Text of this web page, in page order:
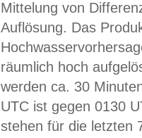
Mittelung von
Auflösung. Das
räumlich hoch
werden ca. 30
UTC ist gegen 0130
stehen für die letzten